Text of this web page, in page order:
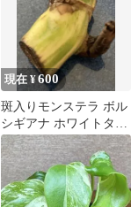
現在 ¥600
斑入りモンステラ ボル
シギアナ ホワイトタイ
ガー （カット茎）